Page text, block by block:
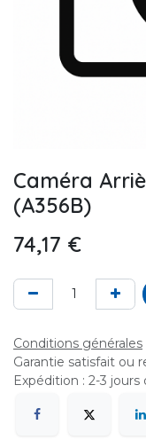
Caméra
(A356B)
74,17 €
Conditions générales
Garantie satisfait ou
Expédition : 2-3 jours